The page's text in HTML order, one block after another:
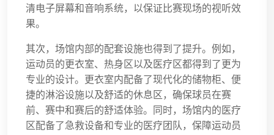
清电子屏幕和音响系统，以保证比赛现场的视听效
果。
其次，场馆内部的配套设施也得到了提升。例如，
运动员的更衣室、热身区以及医疗区都得到了更为
专业的设计。更衣室内配备了现代化的储物柜、便
捷的淋浴设施以及舒适的休息区，确保球员在赛
前、赛中和赛后的舒适体验。同时，场馆内的医疗
区配备了急救设备和专业的医疗团队，保障运动员